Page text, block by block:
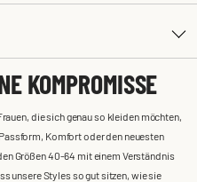
KOMPROMISSE
die sich genau so kleiden möchten,
Komfort oder den neuesten
Größen 40-64 mit einem Verständnis
unsere Styles so gut sitzen, wie sie